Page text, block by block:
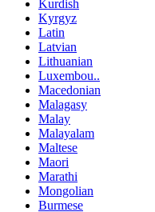
Kurdish
Kyrgyz
Latin
Latvian
Lithuanian
Luxembou..
Macedonian
Malagasy
Malay
Malayalam
Maltese
Maori
Marathi
Mongolian
Burmese